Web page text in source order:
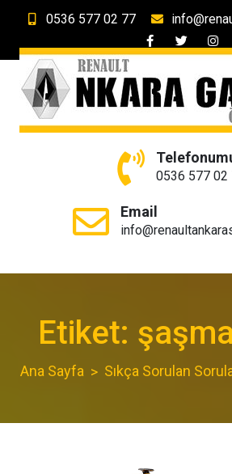
content
0536 577 02 77
Ankara Garaj
Dacia Özel
0536 577 02
Email
Etiket:
Ana Sayfa Sıkça Sorulan